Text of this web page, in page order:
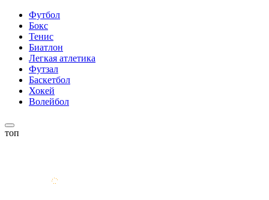
Футбол
Бокс
Тенис
Биатлон
Легкая атлетика
Футзал
Баскетбол
Хокей
Волейбол
топ